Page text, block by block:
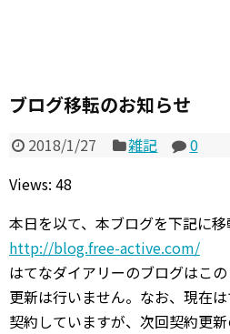
ブログ移転のお知らせ
2018/1/27 雑記
0
Views: 48
本日を以て、本ブログを下記に移
http://blog.free-active.com/
はてなダイアリーのブログはこの
更新は行いません。なお、現在
契約していますが、次回契約更